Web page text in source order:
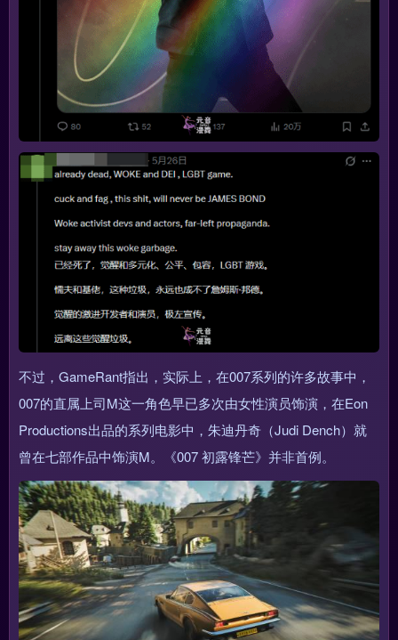
不过，GameRant指出，实际上，在007系列的许多故事中，
007的直属上司M这一角色早已多次由女性演员饰演，在Eon
Productions出品的系列电影中，朱迪丹奇（Judi Dench）就
曾在七部作品中饰演M。《007 初露锋芒》并非首例。